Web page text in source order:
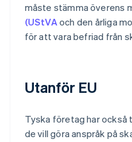
måste stämma överens
(UStVA och den årliga
för att vara befriad från
Utanför EU
Tyska företag har
de vill göra anspråk på